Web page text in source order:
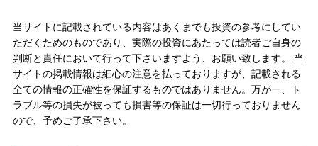
当サイトに記載されている内容はあくまでも投資の参考にしてい
ただくためのものであり、実際の投資にあたっては読者ご自身の
判断と責任において行って下さいますよう、お願い致します。 当
サイトの掲載情報は細心の注意を払っておりますが、記載される
全ての情報の正確性を保証するものではありません。万が一、ト
ラブル等の損失が被っても損害等の保証は一切行っておりません
ので、予めご了承下さい。